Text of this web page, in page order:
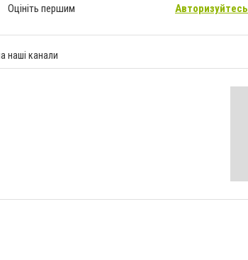
Оцініть першим Авторизуйтесь
наші канали